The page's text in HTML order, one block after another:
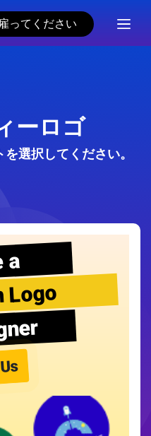
ってください
ーロゴ
選択してください。
a
Logo